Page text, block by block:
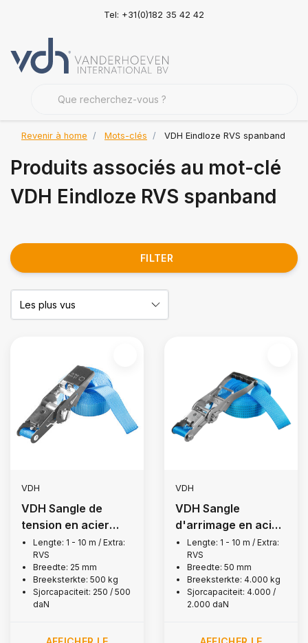
Tel: +31(0)182 35 42 42
Revenir à home Mots-clés VDH Eindloze RVS spanband
Produits associés au mot-clé
VDH Eindloze RVS spanband
FILTER
VDH
VDH Sangle de
tension en acier
inoxydable sans fin,
500 kg
Lengte: 1 - 10 m / Extra:
RVS
Breedte: 25 mm
Breeksterkte: 500 kg
Sjorcapaciteit: 250 / 500
daN
VDH
VDH Sangle
d'arrimage en acier
inoxydable sans fin,
4 000 kg
Lengte: 1 - 10 m / Extra:
RVS
Breedte: 50 mm
Breeksterkte: 4.000 kg
Sjorcapaciteit: 4.000 /
2.000 daN